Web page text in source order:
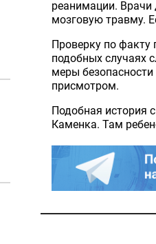
реанимации. Врачи
мозговую травму.
Проверку по факту
подобных случаях
меры
присмотром.
Подобная история
Каменка. Там